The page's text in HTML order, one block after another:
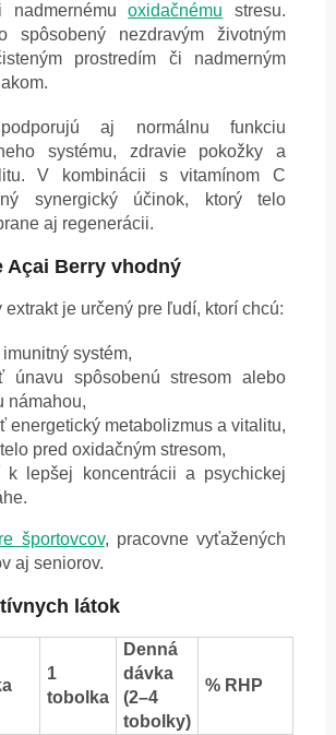
nadmernémuoxidačnému stresu.
spôsobený nezdravým životným
prostredím či nadmerným
aj normálnu funkciu
systému, zdravie pokožky a
V kombinácii s vitamínom C
synergický účinok, ktorý telo
aj regenerácii.
Açai Berry vhodný
extrakt je určený pre ľudí, ktorí chcú:
systém,
únavu spôsobenú stresom alebo
námahou,
energetický metabolizmus a vitalitu,
pred oxidačným stresom,
k lepšej koncentrácii a psychickej
športovcov, pracovne vyťažených
aj seniorov.
látok
1
tobolka
Denná
dávka
(2–4
tobolky)
% RHP